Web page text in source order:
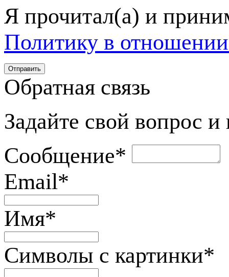
Я прочитал(а) и
Политику в
Обратная связь
Задайте свой вопрос
Сообщение*
Email*
Имя*
Символы с картинки*